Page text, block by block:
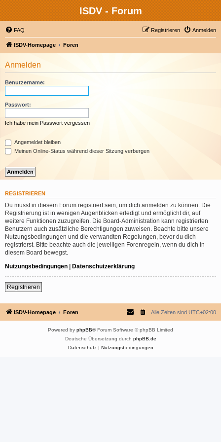
ISDV - Forum
FAQ Anmelden
Registrieren
ISDV-Homepage Foren
Anmelden
Benutzername:
Passwort:
Ich habe mein Passwort vergessen
Angemeldet bleiben
Meinen Online-Status während dieser Sitzung verbergen
REGISTRIEREN
Du musst in diesem Forum registriert sein, um dich anmelden zu können. Die
Registrierung ist in wenigen Augenblicken erledigt und ermöglicht dir, auf
weitere Funktionen zuzugreifen. Die Board-Administration kann registrierten
Benutzern auch zusätzliche Berechtigungen zuweisen. Beachte bitte unsere
Nutzungsbedingungen und die verwandten Regelungen, bevor du dich
registrierst. Bitte beachte auch die jeweiligen Forenregeln, wenn du dich in
diesem Board bewegst.
Nutzungsbedingungen | Datenschutzerklärung
Registrieren
ISDV-Homepage Foren Alle Zeiten sind UTC+02:00
Powered by phpBB® Forum Software © phpBB Limited
Deutsche Übersetzung durch phpBB.de
Datenschutz| Nutzungsbedingungen